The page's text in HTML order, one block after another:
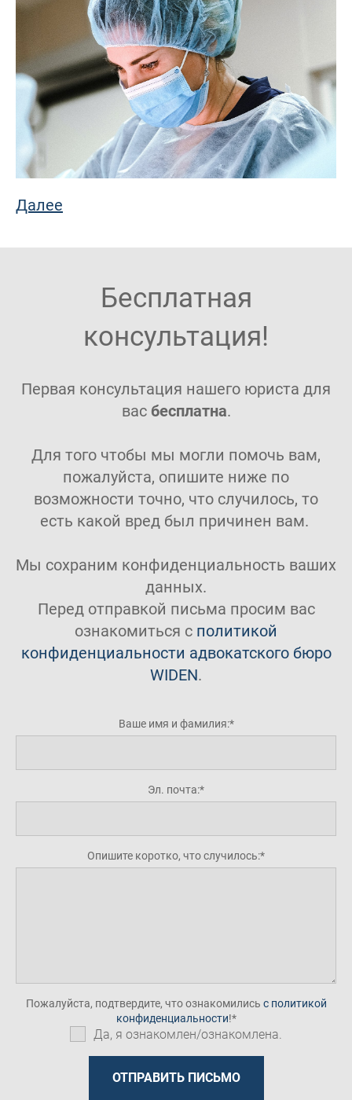
Далее
Бесплатная
консультация!
Первая консультация нашего юриста для
вас бесплатна.
Для того чтобы мы могли помочь вам,
пожалуйста, опишите ниже по
возможности точно, что случилось, то
есть какой вред был причинен вам.
Мы сохраним конфиденциальность ваших
данных.
Перед отправкой письма просим вас
ознакомиться с политикой
конфиденциальности адвокатского бюро
WIDEN.
Ваше имя и фамилия:
Эл. почта:
Опишите коротко, что случилось:
Пожалуйста, подтвердите, что ознакомились с политикой
конфиденциальности!
Да, я ознакомлен/ознакомлена.